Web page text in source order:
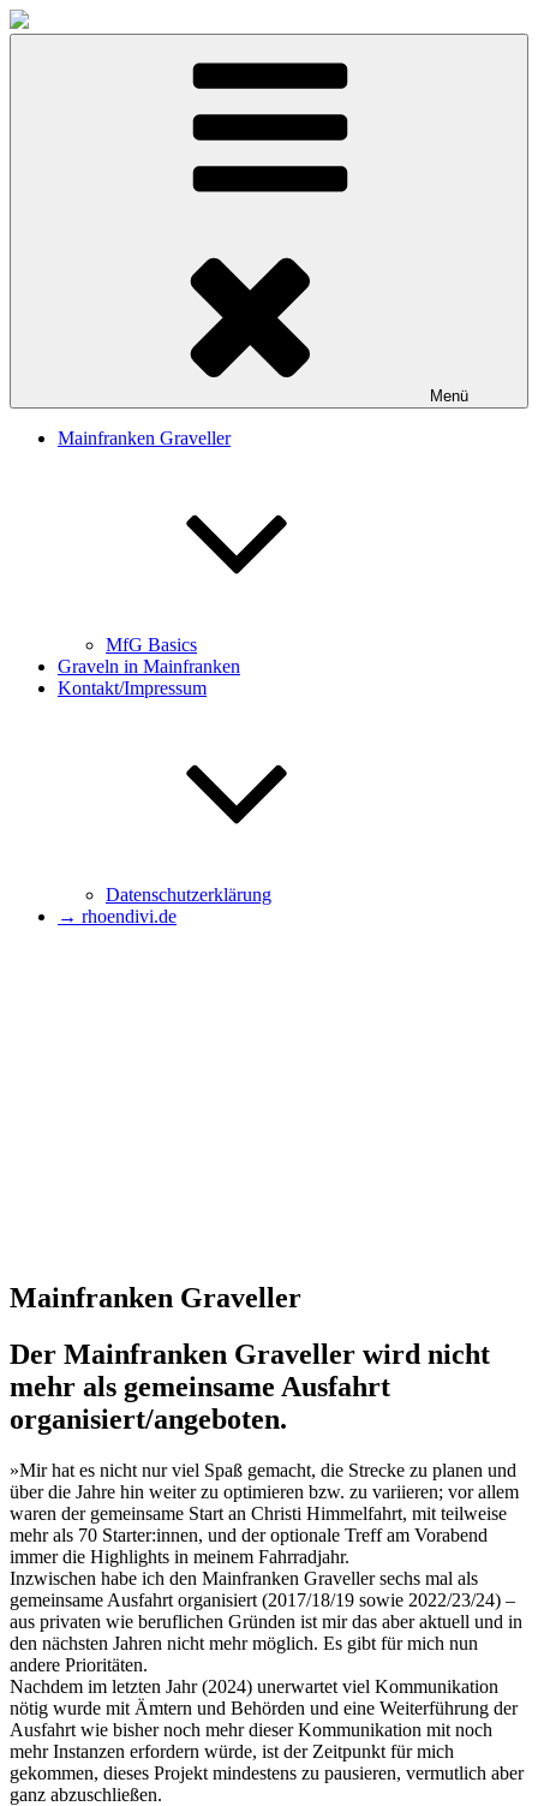
Zum
Inhalt
Menü
Mainfranken Graveller
MfG Basics
Graveln in Mainfranken
Kontakt/Impressum
Datenschutzerklärung
→ rhoendivi.de
Mainfranken Graveller
Der Mainfranken Graveller wird nicht
mehr als gemeinsame Ausfahrt
organisiert/angeboten.
»Mir hat es nicht nur viel Spaß gemacht, die Strecke zu planen und
über die Jahre hin weiter zu optimieren bzw. zu variieren; vor allem
waren der gemeinsame Start an Christi Himmelfahrt, mit teilweise
mehr als 70 Starter:innen, und der optionale Treff am Vorabend
immer die Highlights in meinem Fahrradjahr.
Inzwischen habe ich den Mainfranken Graveller sechs mal als
gemeinsame Ausfahrt organisiert (2017/18/19 sowie 2022/23/24) –
aus privaten wie beruflichen Gründen ist mir das aber aktuell und in
den nächsten Jahren nicht mehr möglich. Es gibt für mich nun
andere Prioritäten.
Nachdem im letzten Jahr (2024) unerwartet viel Kommunikation
nötig wurde mit Ämtern und Behörden und eine Weiterführung der
Ausfahrt wie bisher noch mehr dieser Kommunikation mit noch
mehr Instanzen erfordern würde, ist der Zeitpunkt für mich
gekommen, dieses Projekt mindestens zu pausieren, vermutlich aber
ganz abzuschließen.